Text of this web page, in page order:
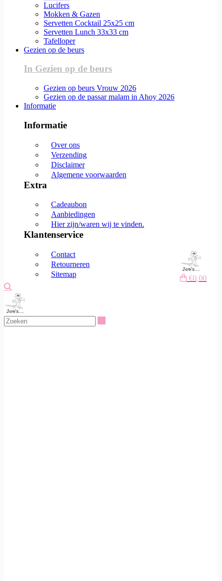
Lucifers
Mokken & Gazen
Servetten Cocktail 25x25 cm
Servetten Lunch 33x33 cm
Tafelloper
Gezien op de beurs
In Gezien op de beurs
Gezien op beurs Vrouw 2026
Gezien op de passar malam in Ahoy 2026
Informatie
Informatie
Over ons
Verzending
Disclaimer
Algemene voorwaarden
Extra
Cadeaubon
Aanbiedingen
Hier zijn/waren wij te vinden.
Klantenservice
Contact
Retourneren
Sitemap
€0,00